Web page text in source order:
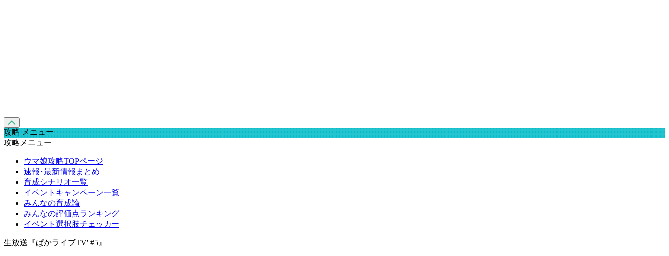
攻略 メニュー
攻略メニュー
ウマ娘攻略TOPページ
速報･最新情報まとめ
育成シナリオ一覧
イベントキャンペーン一覧
みんなの育成論
みんなの評価点ランキング
イベント選択肢チェッカー
生放送『ぱかライブTV' #5』